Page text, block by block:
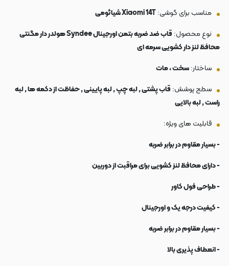
مناسب برای گوشی:Xiaomi 14T شیائومی
نوع محصول:
قاب ضد ضربه بتمن اورجینال Syndee هولدر دار مگنتی
محافظ لنز دار کشویی سرمه ای
ساختار:سخت ، مات
سطح پوشش: قاب پشتی , لبه چپ , لبه پایینی , حفاظت از دکمه ها , لبه
راست , لبه بالایی
قابلیت های ویژه:
- بسیار مقاوم در برابر ضربه
- دارای محافظ لنز کشویی برای مراقبت از دوربین
- طراحی فول کاور
- کیفیت درجه یک و اورجینال
- بسیار مقاوم در برابر ضربه
- انعطاف پذیری بالا